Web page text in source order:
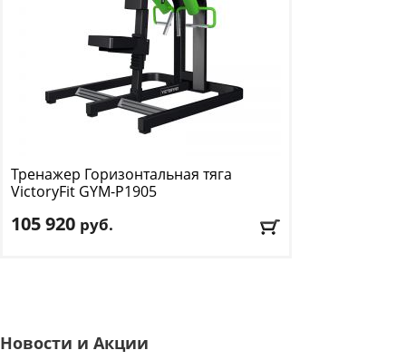
Тренажер Горизонтальная тяга
VictoryFit GYM-P1905
105 920 руб.
Новости и Акции